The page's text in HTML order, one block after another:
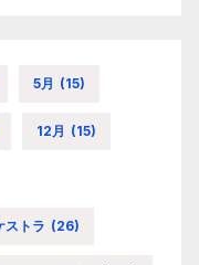
5月 (15)
12月 (15)
ストラ (26)